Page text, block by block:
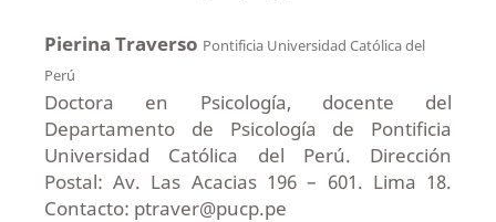
Pierina Traverso Pontificia Universidad Católica del
Perú
Doctora en Psicología, docente del
Departamento de Psicología de Pontificia
Universidad Católica del Perú. Dirección
Postal: Av. Las Acacias 196 – 601. Lima 18.
Contacto: ptraver@pucp.pe